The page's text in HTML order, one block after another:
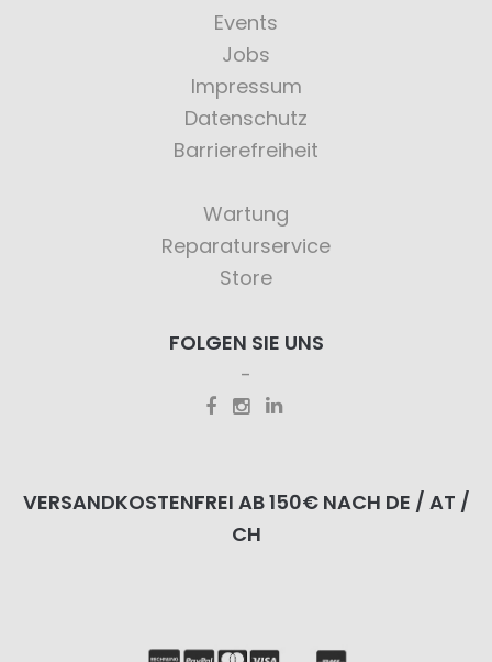
Events
Jobs
Impressum
Datenschutz
Barrierefreiheit
Wartung
Reparaturservice
Store
FOLGEN SIE UNS
VERSANDKOSTENFREI AB 150€ NACH DE / AT /
CH